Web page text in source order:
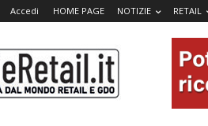
Accedi HOME PAGE NOTIZIE RETAIL